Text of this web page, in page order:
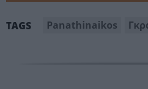
TAGS Panathinaikos